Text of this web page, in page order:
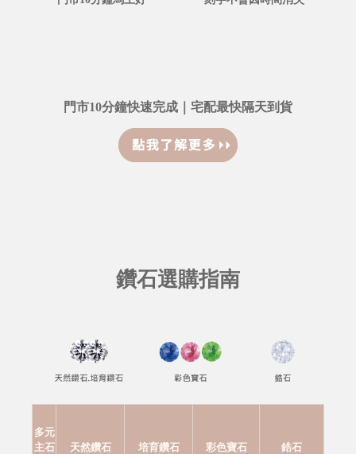
門市10分鐘快速完成｜宅配最快隔天到貨
鑽石選購指南
多元
主石
天然鑽石 培育鑽石 彩色寶石 鋯石